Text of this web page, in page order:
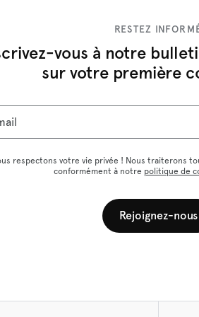
RESTEZ
vous à notre
sur votre première
respectons votre vie privée ! Nous traiterons
conformément à notre politique de
Rejoignez-nous